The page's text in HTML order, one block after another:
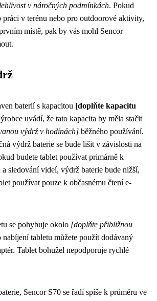
v náročných podmínkách. Pokud
práci v terénu nebo pro outdoorové aktivity,
místě, pak by vás mohl Sencor
baterií s kapacitou [doplňte kapacitu
uvádí, že tato kapacita by měla stačit
výdrž v hodinách] běžného používání.
výdrž baterie se bude lišit v závislosti na
budete tablet používat primárně k
sledování videí, výdrž baterie bude nižší,
používat pouze k občasnému čtení e-
se pohybuje okolo [doplňte přibližnou
nabíjení tabletu můžete použít dodávaný
Tablet bohužel nepodporuje rychlé
Sencor S70 se řadí spíše k průměru ve